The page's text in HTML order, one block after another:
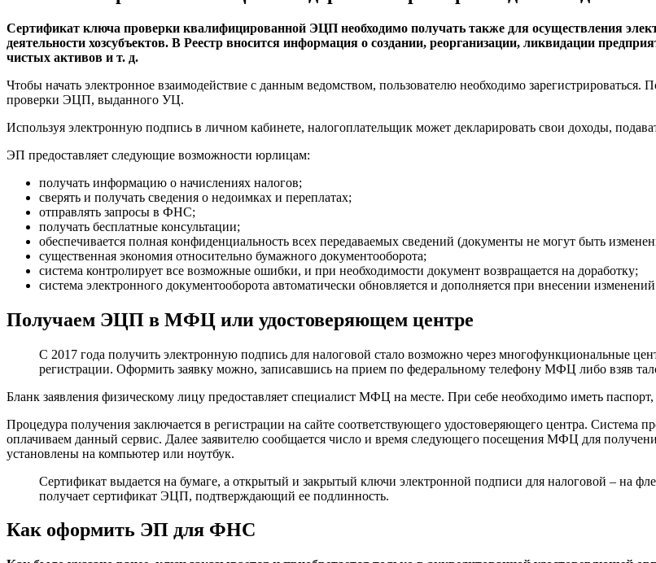
Сертификат ключа проверки квалифицированной ЭЦП необходимо получать также для осуществления
деятельности хозсубъектов. В Реестр вносится информация о создании, реорганизации, ликвидации
чистых активов и т. д.
Чтобы начать электронное взаимодействие с данным ведомством, пользователю необходимо
проверки ЭЦП, выданного УЦ.
Используя электронную подпись в личном кабинете, налогоплательщик может декларировать свои доходы,
ЭП предоставляет следующие возможности юрлицам:
получать информацию о начислениях налогов;
сверять и получать сведения о недоимках и переплатах;
отправлять запросы в ФНС;
получать бесплатные консультации;
обеспечивается полная конфиденциальность всех передаваемых сведений (документы не могут быть
существенная экономия относительно бумажного документооборота;
система контролирует все возможные ошибки, и при необходимости документ возвращается на доработку;
система электронного документооборота автоматически обновляется и дополняется при внесении
Получаем ЭЦП в МФЦ или удостоверяющем центре
С 2017 года получить электронную подпись для налоговой стало возможно через многофункциональные
регистрации. Оформить заявку можно, записавшись на прием по федеральному телефону МФЦ либо взяв
Бланк заявления физическому лицу предоставляет специалист МФЦ на месте. При себе необходимо иметь
Процедура получения заключается в регистрации на сайте соответствующего удостоверяющего центра. Система
оплачиваем данный сервис. Далее заявителю сообщается число и время следующего посещения МФЦ для
установлены на компьютер или ноутбук.
Сертификат выдается на бумаге, а открытый и закрытый ключи электронной подписи для налоговой – на
получает сертификат ЭЦП, подтверждающий ее подлинность.
Как оформить ЭП для ФНС